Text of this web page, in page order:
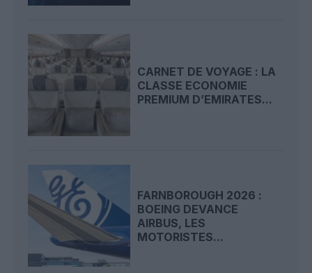
CARNET DE VOYAGE : LA
CLASSE ECONOMIE
PREMIUM D’EMIRATES...
FARNBOROUGH 2026 :
BOEING DEVANCE
AIRBUS, LES
MOTORISTES...